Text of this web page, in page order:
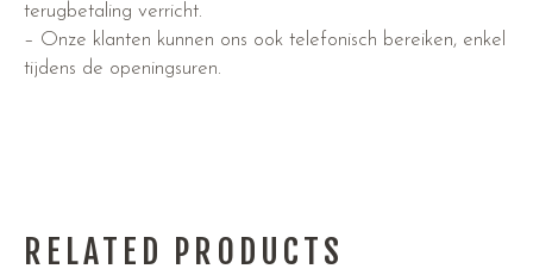
terugbetaling verricht.
– Onze klanten kunnen ons ook telefonisch bereiken, enkel
tijdens de openingsuren.
RELATED PRODUCTS